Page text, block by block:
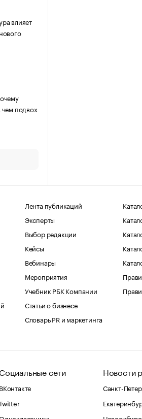
влияет
подвох
Лента публикаций
Эксперты
Выбор редакции
Кейсы
Вебинары
Мероприятия
Учебник РБК Компании
Статьи о бизнесе
Словарь PR и маркетинга
Социальные сети
ВКонтакте
Новости
Санкт-